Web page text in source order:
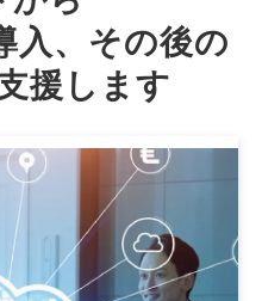
、その後の
援します